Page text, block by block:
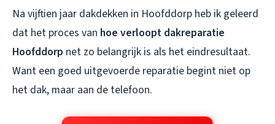
Na vijftien jaar dakdekken in Hoofddorp heb ik geleerd
dat het proces van hoe verloopt dakreparatie
Hoofddorp net zo belangrijk is als het eindresultaat.
Want een goed uitgevoerde reparatie begint niet op
het dak, maar aan de telefoon.